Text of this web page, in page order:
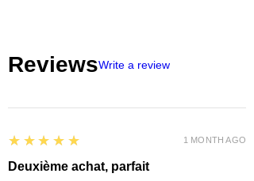
Hackmaster, Frostgrave, Savage
pas à un enfant de moins de 14 ans.
de l'emballage
ReviewsWrite a review
5
★★★★★
Deuxième achat, parfait
1 MONTH AGO